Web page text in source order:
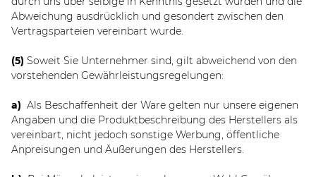
Abweichung ausdrücklich und gesondert zwischen den
Vertragsparteien vereinbart wurde.
(5) Soweit Sie Unternehmer sind, gilt abweichend von den
vorstehenden Gewährleistungsregelungen:
a) Als Beschaffenheit der Ware gelten nur unsere eigenen
Angaben und die Produktbeschreibung des Herstellers als
vereinbart, nicht jedoch sonstige Werbung, öffentliche
Anpreisungen und Äußerungen des Herstellers.